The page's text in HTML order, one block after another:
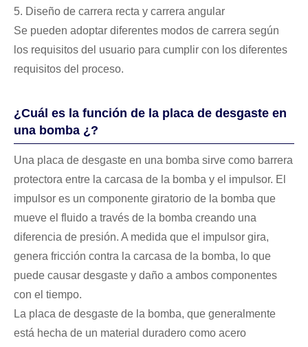
5. Diseño de carrera recta y carrera angular
Se pueden adoptar diferentes modos de carrera según
los requisitos del usuario para cumplir con los diferentes
requisitos del proceso.
¿Cuál es la función de la placa de desgaste en
una bomba ¿?
Una placa de desgaste en una bomba sirve como barrera
protectora entre la carcasa de la bomba y el impulsor. El
impulsor es un componente giratorio de la bomba que
mueve el fluido a través de la bomba creando una
diferencia de presión. A medida que el impulsor gira,
genera fricción contra la carcasa de la bomba, lo que
puede causar desgaste y daño a ambos componentes
con el tiempo.
La placa de desgaste de la bomba, que generalmente
está hecha de un material duradero como acero